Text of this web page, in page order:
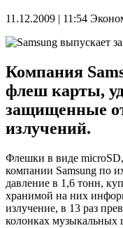
11.12.2009 | 11:54
Компания
флеш карты,
защищенные
излучений.
Флешки в виде
компании Samsung по
давление в 1,6 тонн,
хранимой на них
излучение, в 13 раз
колонках музыкальных